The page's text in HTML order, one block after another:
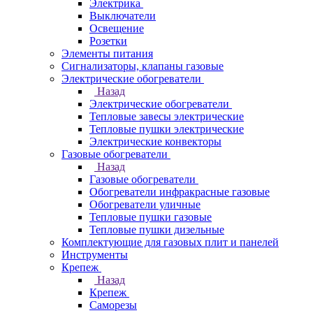
Электрика
Выключатели
Освещение
Розетки
Элементы питания
Сигнализаторы, клапаны газовые
Электрические обогреватели
Назад
Электрические обогреватели
Тепловые завесы электрические
Тепловые пушки электрические
Электрические конвекторы
Газовые обогреватели
Назад
Газовые обогреватели
Обогреватели инфракрасные газовые
Обогреватели уличные
Тепловые пушки газовые
Тепловые пушки дизельные
Комплектующие для газовых плит и панелей
Инструменты
Крепеж
Назад
Крепеж
Саморезы